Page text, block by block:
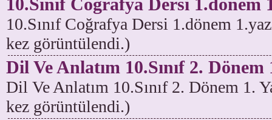
10.Sınıf Coğrafya Dersi 1.dönem
10.Sınıf Coğrafya Dersi 1.dönem
kez görüntülendi.)
Dil Ve Anlatım 10.Sınıf 2. Dönem
Dil Ve Anlatım 10.Sınıf 2. Dönem 1.
kez görüntülendi.)